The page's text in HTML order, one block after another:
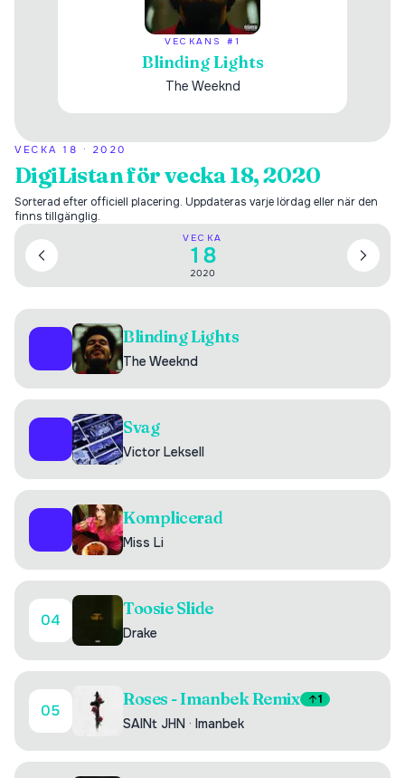
VECKANS #1
Blinding Lights
The Weeknd
VECKA 18 · 2020
DigiListan för vecka 18, 2020
Sorterad efter officiell placering. Uppdateras varje lördag eller när den
finns tillgänglig.
VECKA
18
2020
Blinding Lights
The Weeknd
Svag
Victor Leksell
Komplicerad
Miss Li
04
Toosie Slide
Drake
05
Roses - Imanbek Remix 1
SAINt JHN · Imanbek